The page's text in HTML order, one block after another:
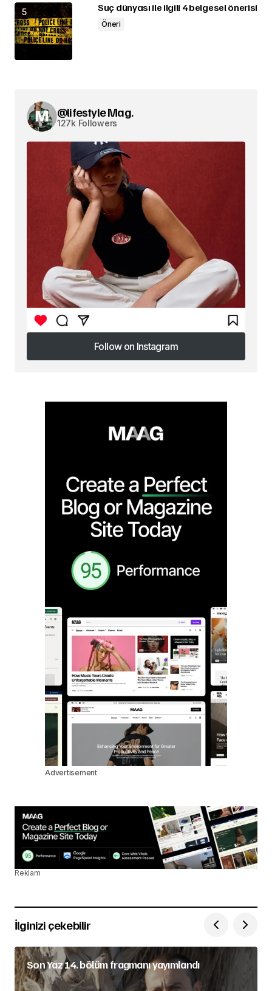
Suç dünyası ile ilgili 4 belgesel önerisi
Öneri
@lifestyle Mag.
127k Followers
Follow on Instagram
Follow on Instagram
Advertisement
Reklam
İlginizi çekebilir
Son Yaz 14. bölüm fragmanı yayımlandı